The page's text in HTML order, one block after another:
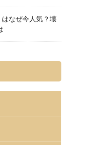
なぜ今人気？壊